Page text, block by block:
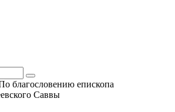
благословению епископа
Саввы